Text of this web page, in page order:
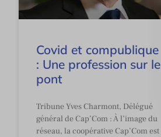
Covid et compublique
: Une profession sur le
pont
Tribune Yves Charmont, Délégué
général de Cap’Com : À l’image du
réseau, la coopérative Cap’Com est